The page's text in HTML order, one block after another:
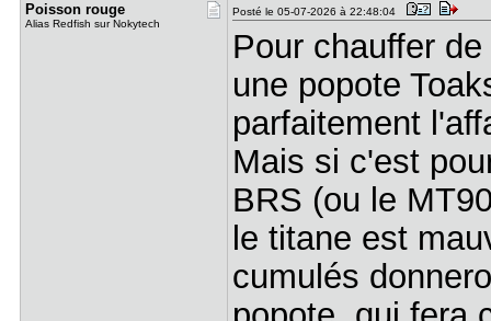
Poisson ro​uge
Alias Redfish sur Nokytech
Posté le 05-07-2026 à 22:48:04
Pour chauffer
une popote
parfaitement
Mais si c'est
BRS (ou le
le titane est
cumulés